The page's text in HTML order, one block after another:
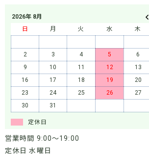
2026年 8月
日
月 火 水 木
2
3 4 5 6
9
10 11 12 13
16
17 18 19 20
23
24 25 26 27
30
31
定休日
営業時間 9:00～19:00
定休日 水曜日